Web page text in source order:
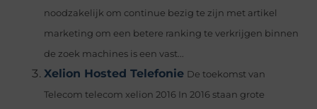
noodzakelijk om continue bezig te zijn met artikel
marketing om een betere ranking te verkrijgen binnen
de zoek machines is een vast...
Xelion Hosted Telefonie De toekomst van
Telecom telecom xelion 2016 In 2016 staan grote